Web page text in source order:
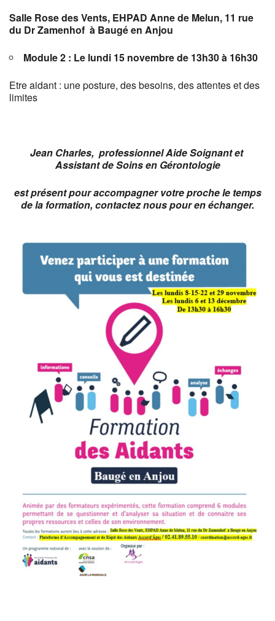
Salle Rose des Vents, EHPAD Anne de Melun, 11 rue
du Dr Zamenhof à Baugé en Anjou
Module 2 : Le lundi 15 novembre de 13h30 à 16h30
Etre aidant : une posture, des besoins, des attentes et des
limites
Jean Charles, professionnel Aide Soignant et
Assistant de Soins en Gérontologie
est présent pour accompagner votre proche le temps
de la formation, contactez nous pour en échanger.